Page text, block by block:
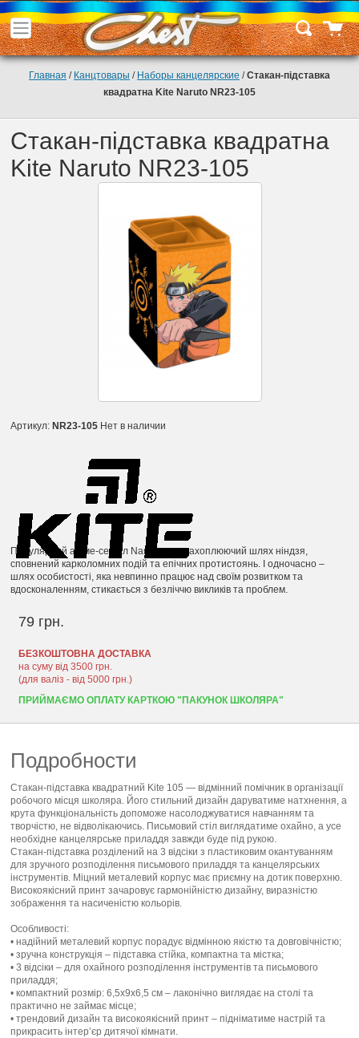
Главная / Канцтовары / Наборы канцелярские /Стакан-підставка
квадратна Kite Naruto NR23-105
Стакан-підставка квадратна
Kite Naruto NR23-105
Артикул: NR23-105 Нет в наличии
Популярний аніме-серіал Naruto – це захоплюючий шлях ніндзя,
сповнений карколомних подій та епічних протистоянь. І одночасно –
шлях особистості, яка невпинно працює над своїм розвитком та
вдосконаленням, стикається з безліччю викликів та проблем.
79 грн.
БЕЗКОШТОВНА ДОСТАВКА
на суму від 3500 грн.
(для валіз - від 5000 грн.)
ПРИЙМАЄМО ОПЛАТУ КАРТКОЮ "ПАКУНОК ШКОЛЯРА"
Подробности
Стакан-підставка квадратний Kite 105 — відмінний помічник в організації
робочого місця школяра. Його стильний дизайн даруватиме натхнення, а
крута функціональність допоможе насолоджуватися навчанням та
творчістю, не відволікаючись. Письмовий стіл виглядатиме охайно, а усе
необхідне канцелярське приладдя завжди буде під рукою.
Стакан-підставка розділений на 3 відсіки з пластиковим окантуванням
для зручного розподілення письмового приладдя та канцелярських
інструментів. Міцний металевий корпус має приємну на дотик поверхню.
Високоякісний принт зачаровує гармонійністю дизайну, виразністю
зображення та насиченістю кольорів.
Особливості:
• надійний металевий корпус порадує відмінною якістю та довговічністю;
• зручна конструкція – підставка стійка, компактна та містка;
• 3 відсіки – для охайного розподілення інструментів та письмового
приладдя;
• компактний розмір: 6,5х9х6,5 см – лаконічно виглядає на столі та
практично не займає місце;
• трендовий дизайн та високоякісний принт – підніматиме настрій та
прикрасить інтер’єр дитячої кімнати.